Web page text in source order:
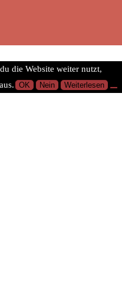
die Website weiter nutzt,
OK Nein Weiterlesen